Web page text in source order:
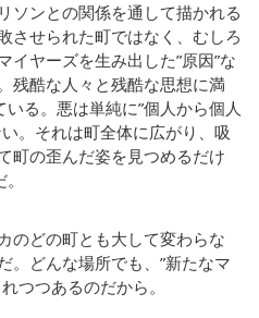
ソンとの関係を通して描かれる
させられた町ではなく、むしろ
イヤーズを生み出した”原因”な
残酷な人々と残酷な思想に満
いる。悪は単純に”個人から個人
。それは町全体に広がり、吸
町の歪んだ姿を見つめるだけ
のどの町とも大して変わらな
。どんな場所でも、”新たなマ
つつあるのだから。